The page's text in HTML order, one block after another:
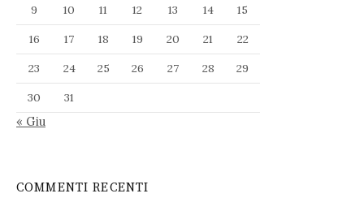
9
10 11 12 13 14
15
16
17 18 19 20 21
22
23
24 25 26 27 28
29
30
31
« Giu
COMMENTI RECENTI